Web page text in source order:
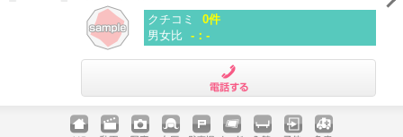
クチコミ
0件
男女比 -：-